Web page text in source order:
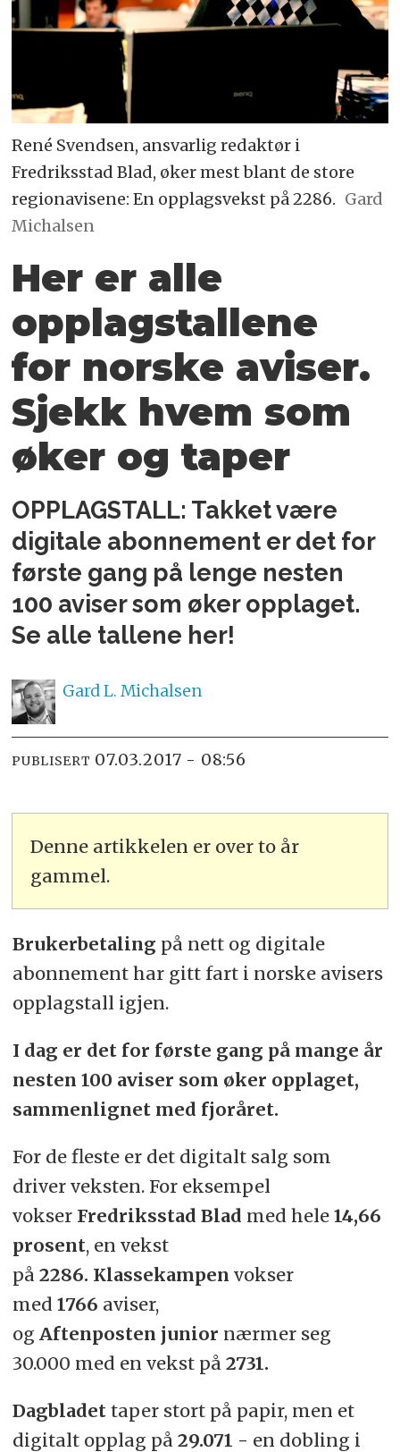
René Svendsen, ansvarlig redaktør i
Fredriksstad Blad, øker mest blant de store
regionavisene: En opplagsvekst på 2286. Gard
Michalsen
Her er alle
opplagstallene
for norske aviser.
Sjekk hvem som
øker og taper
OPPLAGSTALL: Takket være
digitale abonnement er det for
første gang på lenge nesten
100 aviser som øker opplaget.
Se alle tallene her!
Gard L. Michalsen
PUBLISERT 07.03.2017 - 08:56
Denne artikkelen er over to år
gammel.
Brukerbetaling på nett og digitale
abonnement har gitt fart i norske avisers
opplagstall igjen.
I dag er det for første gang på mange år
nesten 100 aviser som øker opplaget,
sammenlignet med fjoråret.
For de fleste er det digitalt salg som
driver veksten. For eksempel
vokser Fredriksstad Blad med hele 14,66
prosent, en vekst
på 2286. Klassekampen vokser
med 1766 aviser,
og Aftenposten junior nærmer seg
30.000 med en vekst på 2731.
Dagbladet taper stort på papir, men et
digitalt opplag på 29.071 - en dobling i